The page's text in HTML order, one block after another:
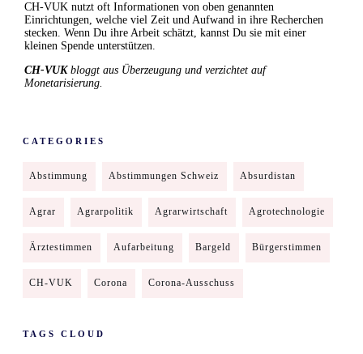
CH-VUK nutzt oft Informationen von oben genannten
Einrichtungen, welche viel Zeit und Aufwand in ihre Recherchen
stecken. Wenn Du ihre Arbeit schätzt, kannst Du sie mit einer
kleinen Spende unterstützen.
CH-VUKbloggt aus Überzeugung und verzichtet auf
Monetarisierung.
CATEGORIES
Abstimmung Abstimmungen Schweiz Absurdistan
Agrar Agrarpolitik Agrarwirtschaft Agrotechnologie
Ärztestimmen Aufarbeitung Bargeld Bürgerstimmen
CH-VUK Corona Corona-Ausschuss
TAGS CLOUD